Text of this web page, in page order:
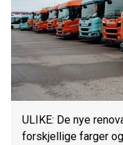
ULIKE: De nye
forskjellige farger